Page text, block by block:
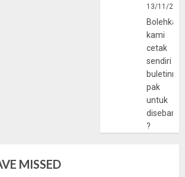
13/11/
Bolehkah
kami
cetak
sendiri
pak
untuk
?
MISSED